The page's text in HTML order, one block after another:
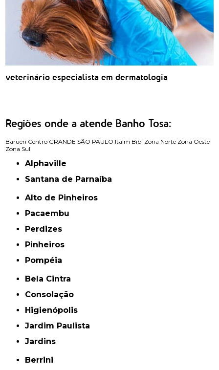
veterinário especialista em dermatologia
Regiões onde a atende Banho Tosa:
Barueri Centro GRANDE SÃO PAULO Itaim Bibi Zona Norte Zona Oeste
Zona Sul
Alphaville
Santana de Parnaíba
Alto de Pinheiros
Pacaembu
Perdizes
Pinheiros
Pompéia
Bela Cintra
Consolação
Higienópolis
Jardim Paulista
Jardins
Berrini